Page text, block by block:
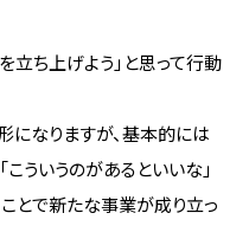
立ち上げよう」と思って行動
なりますが、基本的には
ういうのがあるといいな」
とで新たな事業が成り立っ